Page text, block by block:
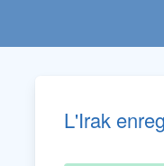
L'Irak